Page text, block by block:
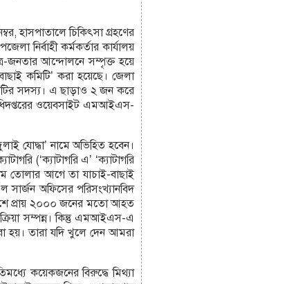
হাসপাতালে চিকিৎসা গ্রহণের
নির্বাহী কর্মকর্তার কার্যালয়
জনতার আন্দোলনে সম্পৃক্ত হয়ে
কমিটি’ করা হয়েছে। জেলা
সদস্য। এ ছাড়াও ২ জন করে
অধিদপ্তরের ওয়েবসাইট এমআইএস-
যোদ্ধা’ নামে অভিহিত হবেন।
(‘ক্যাটাগরি এ’ ‘ক্যাটাগরি
তোলার আগে তা যাচাই-বাছাই
সার্জন অফিসের পরিসংখ্যানবিদ
প্রায় ২০০০ জনের মতো আহত
সম্পন্ন। কিন্তু এমআইএস-এ
হয়। তারা যদি খুলে দেন আমরা
কয়েকজনের বিরুদ্ধে মিথ্যা